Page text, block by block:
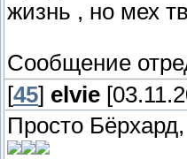
жизнь , но мех
Сообщение
[45] elvie
Просто